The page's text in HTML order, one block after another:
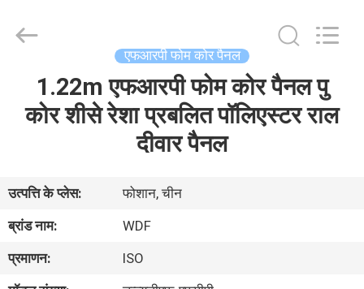
हमारे
बारे
में
एफआरपी फोम कोर पैनल
1.22m एफआरपी फोम कोर पैनल पु
कोर शीसे रेशा प्रबलित पॉलिएस्टर राल
दीवार पैनल
उत्पत्ति के प्लेस:
फोशान, चीन
ब्रांड नाम:
WDF
प्रमाणन:
ISO